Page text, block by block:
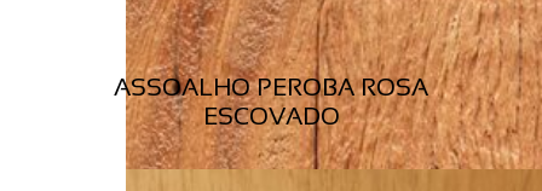
ASSOALHO PEROBA ROSA
ESCOVADO